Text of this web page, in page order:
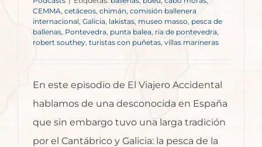
CEMMA cetáceos, chimán, comisión ballenera
internacional, Galicia, lakistas, museo masso pesca de
ballenas Pontevedra punta balea ria de pontevedra
robert southey turistas con puñetas villas marineras
En este episodio de El Viajero Accidental
hablamos de una desconocida en España
que sin embargo tuvo una larga tradición
por el Cantábrico y Galicia: la pesca de la